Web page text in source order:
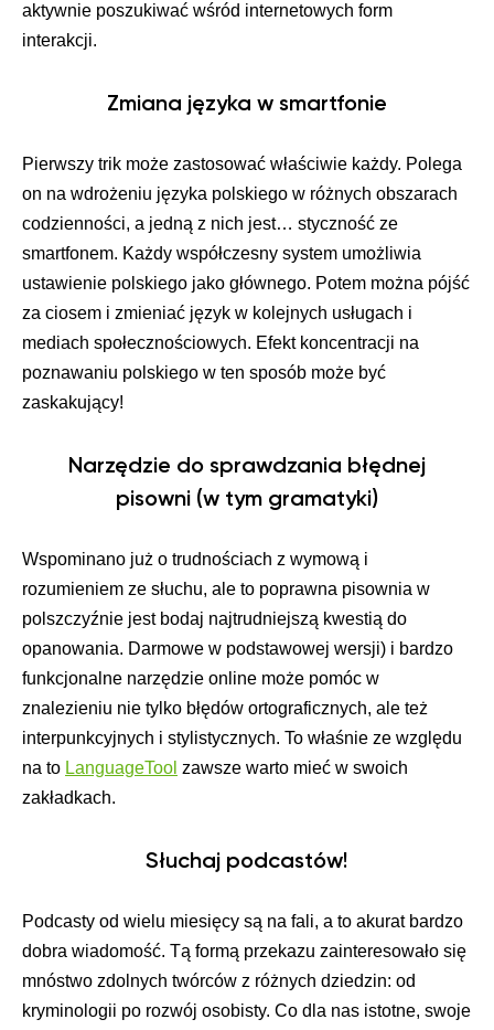
aktywnie poszukiwać wśród internetowych form
interakcji.
Zmiana języka w smartfonie
Pierwszy trik może zastosować właściwie każdy. Polega
on na wdrożeniu języka polskiego w różnych obszarach
codzienności, a jedną z nich jest… styczność ze
smartfonem. Każdy współczesny system umożliwia
ustawienie polskiego jako głównego. Potem można pójść
za ciosem i zmieniać język w kolejnych usługach i
mediach społecznościowych. Efekt koncentracji na
poznawaniu polskiego w ten sposób może być
zaskakujący!
Narzędzie do sprawdzania błędnej
pisowni (w tym gramatyki)
Wspominano już o trudnościach z wymową i
rozumieniem ze słuchu, ale to poprawna pisownia w
polszczyźnie jest bodaj najtrudniejszą kwestią do
opanowania. Darmowe w podstawowej wersji) i bardzo
funkcjonalne narzędzie online może pomóc w
znalezieniu nie tylko błędów ortograficznych, ale też
interpunkcyjnych i stylistycznych. To właśnie ze względu
na to LanguageTool zawsze warto mieć w swoich
zakładkach.
Słuchaj podcastów!
Podcasty od wielu miesięcy są na fali, a to akurat bardzo
dobra wiadomość. Tą formą przekazu zainteresowało się
mnóstwo zdolnych twórców z różnych dziedzin: od
kryminologii po rozwój osobisty. Co dla nas istotne, swoje